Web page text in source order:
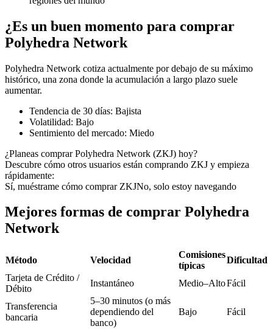
Futuros que utilizan USDC como garantía
Únete a los mejores traders
¿Es un buen momento para comprar
Polyhedra Network
Polyhedra Network cotiza actualmente por debajo de su máximo
histórico, una zona donde la acumulación a largo plazo suele
aumentar.
Tendencia de 30 días: Bajista
Volatilidad: Bajo
Sentimiento del mercado: Miedo
¿Planeas comprar Polyhedra Network (ZKJ) hoy?
Descubre cómo otros usuarios están comprando ZKJ y empieza
rápidamente:
Sí, muéstrame cómo comprar ZKJNo, solo estoy navegando
Mejores formas de comprar Polyhedra
Network
Método Velocidad
Comisiones
típicas
Dificultad
Tarjeta de Crédito /
Débito
Instantáneo Medio–AltoFácil
Transferencia
bancaria
5–30 minutos (o más
dependiendo del
banco)
Bajo Fácil